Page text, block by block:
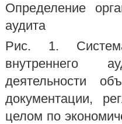
Определение
аудита
Рис. 1. Система
внутреннего
деятельности
документации,
целом по